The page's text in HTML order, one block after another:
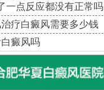
一点反应都没有正常吗
疗白癜风需要多少钱
癜风吗